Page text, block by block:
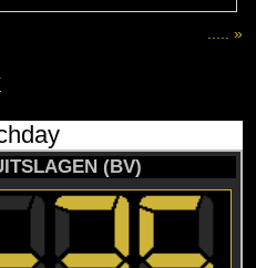
..... »
(BV)